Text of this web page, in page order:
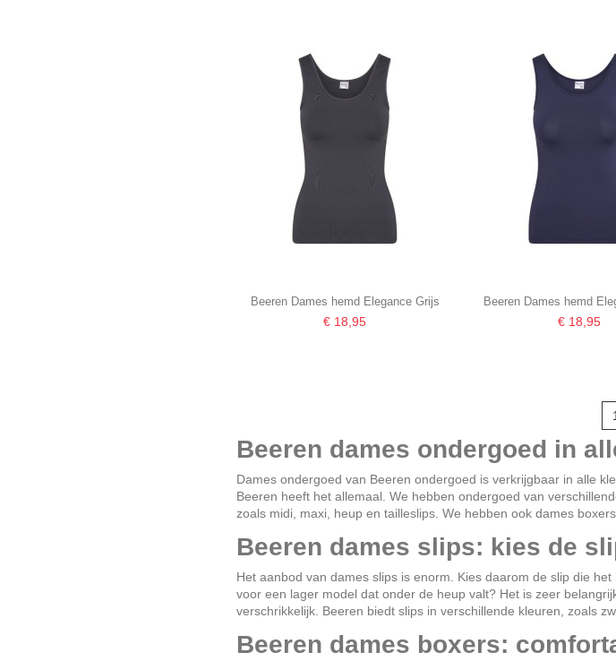
Beeren Dames hemd Elegance Grijs
€ 18,95
Beeren Dames hemd
€ 18,95
1
Beeren dames ondergoed in
Dames ondergoed van Beeren ondergoed is verkrijgbaar in alle
Beeren heeft het allemaal. We hebben ondergoed van
zoals midi, maxi, heup en tailleslips. We hebben ook dames
Beeren dames slips: kies de
Het aanbod vandames slips is enorm. Kies daarom de slip die
voor een lager model dat onder de heup valt? Het is zeer
verschrikkelijk. Beeren biedt slips in verschillende kleuren, zoals
Beeren dames boxers: